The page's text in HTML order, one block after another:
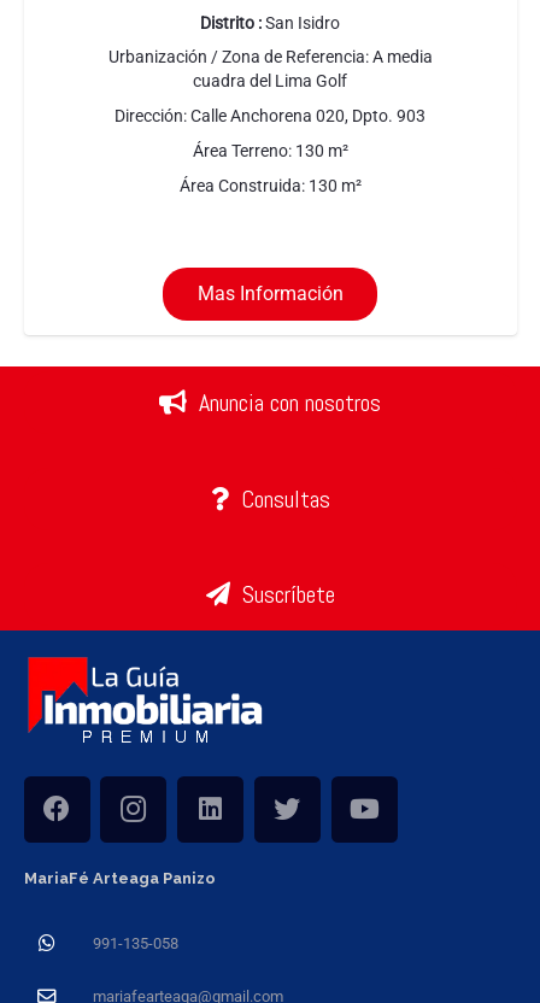
Distrito :San Isidro
Urbanización / Zona de Referencia:A media
cuadra del Lima Golf
Dirección:Calle Anchorena 020, Dpto. 903
Área Terreno: 130 m²
Área Construida: 130 m²
Mas Información
Anuncia con nosotros
Consultas
Suscríbete
MariaFé Arteaga Panizo
991-135-058
mariafearteaga@gmail.com